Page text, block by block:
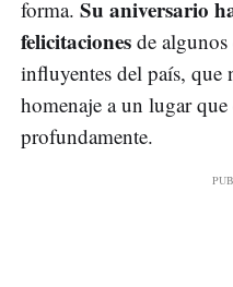
forma. Su aniversario
felicitaciones de
influyentes del país, que
homenaje a un lugar
profundamente.